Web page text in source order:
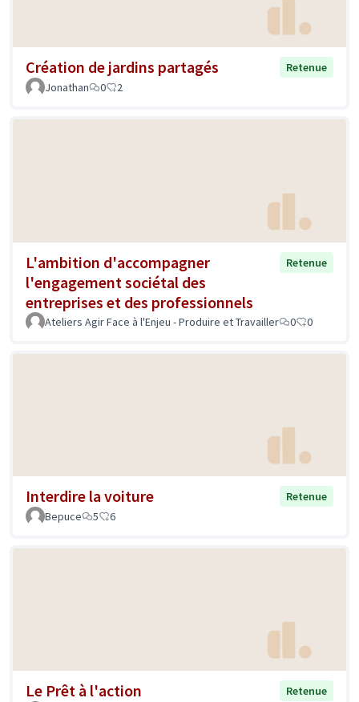
Création de jardins partagés
Retenue
Jonathan
0 2
L'ambition d'accompagner
l'engagement sociétal des
entreprises et des professionnels
Retenue
Ateliers Agir Face à l'Enjeu - Produire et Travailler 0 0
Interdire la voiture
Retenue
Bepuce
5 6
Le Prêt à l'action
Retenue